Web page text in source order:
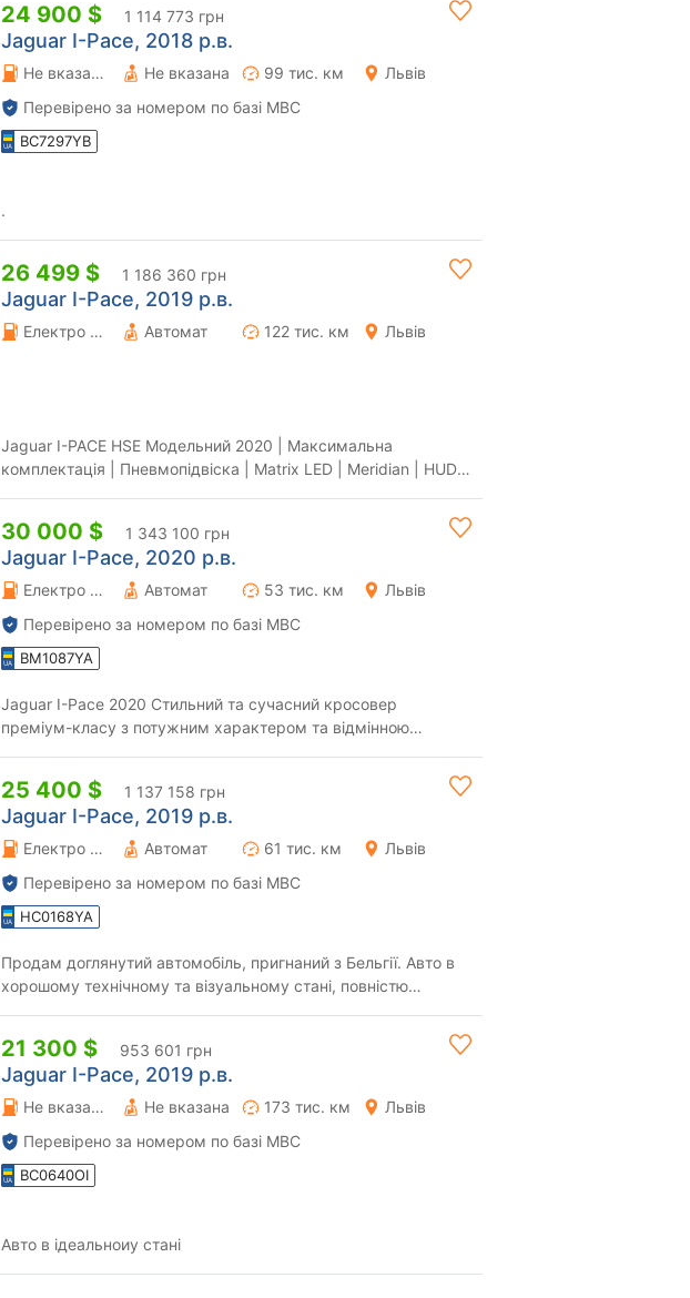
24 900 $ 1 114 773 грн
Jaguar I-Pace, 2018 р.в.
Не вказано 95 л. Не вказана 99 тис. км
Львів
Перевірено за номером по базі МВС
BC7297YB
.
26 499 $ 1 186 360 грн
Jaguar I-Pace, 2019 р.в.
Електро 0 л. Автомат 122 тис. км Львів
Jaguar I-PACE HSE Модельний 2020 | Максимальна
комплектація | Пневмопідвіска | Matrix LED | Meridian | HUD |
30 000 $ 1 343 100 грн
Jaguar I-Pace, 2020 р.в.
Електро 0 л. Автомат 53 тис. км
Львів
Перевірено за номером по базі МВС
BM1087YA
Jaguar I-Pace 2020 Стильний та сучасний кросовер
преміум-класу з потужним характером та відмінною
25 400 $ 1 137 158 грн
Jaguar I-Pace, 2019 р.в.
Електро 0 л. Автомат 61 тис. км
Львів
Перевірено за номером по базі МВС
HC0168YA
Продам доглянутий автомобіль, пригнаний з Бельгії. Авто в
хорошому технічному та візуальному стані, повністю
21 300 $ 953 601 грн
Jaguar I-Pace, 2019 р.в.
Не вказано 100 л. Не вказана 173 тис. км
Львів
Перевірено за номером по базі МВС
BC0640OI
Авто в ідеальноиу стані